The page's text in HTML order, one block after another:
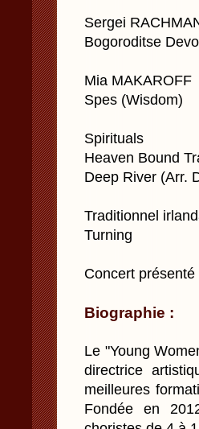
Sergei
Bogoroditse
Mia MAKAROFF
Spes (Wisdom)
Spirituals
Heaven Bound
Deep River (Arr.
Traditionnel
Turning
Concert
Biographie :
Le "Young
directrice
meilleures
Fondée en